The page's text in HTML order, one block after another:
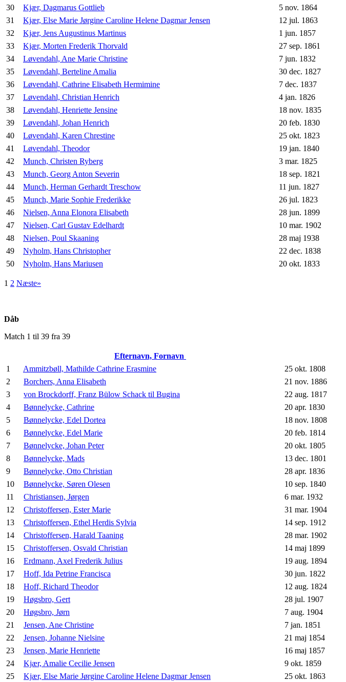
30
Kjær, Dagmarus Gottlieb 5 nov. 1864
31
Kjær, Else Marie Jørgine Caroline Helene Dagmar Jensen 12 jul. 1863
32
Kjær, Jens Augustinus Martinus 1 jun. 1857
33
Kjær, Morten Frederik Thorvald 27 sep. 1861
34
Løvendahl, Ane Marie Christine 7 jun. 1832
35
Løvendahl, Berteline Amalia 30 dec. 1827
36
Løvendahl, Cathrine Elisabeth Hermimine 7 dec. 1837
37
Løvendahl, Christian Henrich 4 jan. 1826
38
Løvendahl, Henriette Jensine 18 nov. 1835
39
Løvendahl, Johan Henrich 20 feb. 1830
40
Løvendahl, Karen Chrestine 25 okt. 1823
41
Løvendahl, Theodor 19 jan. 1840
42
Munch, Christen Ryberg 3 mar. 1825
43
Munch, Georg Anton Severin 18 sep. 1821
44
Munch, Herman Gerhardt Treschow 11 jun. 1827
45
Munch, Marie Sophie Frederikke 26 jul. 1823
46
Nielsen, Anna Elonora Elisabeth 28 jun. 1899
47
Nielsen, Carl Gustav Edelhardt 10 mar. 1902
48
Nielsen, Poul Skaaning 28 maj 1938
49
Nyholm, Hans Christopher 22 dec. 1838
50
Nyholm, Hans Mariusen 20 okt. 1833
1 2 Næste»
Dåb
Match 1 til 39 fra 39
Efternavn, Fornavn
1
Ammitzbøll, Mathilde Cathrine Erasmine 25 okt. 1808
2
Borchers, Anna Elisabeth 21 nov. 1886
3
von Brockdorff, Franz Bülow Schack til Bugina 22 aug. 1817
4
Bønnelycke, Cathrine 20 apr. 1830
5
Bønnelycke, Edel Dortea 18 nov. 1808
6
Bønnelycke, Edel Marie 20 feb. 1814
7
Bønnelycke, Johan Peter 20 okt. 1805
8
Bønnelycke, Mads 13 dec. 1801
9
Bønnelycke, Otto Christian 28 apr. 1836
10
Bønnelycke, Søren Olesen 10 sep. 1840
11
Christiansen, Jørgen 6 mar. 1932
12
Christoffersen, Ester Marie 31 mar. 1904
13
Christoffersen, Ethel Herdis Sylvia 14 sep. 1912
14
Christoffersen, Harald Taaning 28 mar. 1902
15
Christoffersen, Osvald Christian 14 maj 1899
16
Erdmann, Axel Frederik Julius 19 aug. 1894
17
Hoff, Ida Petrine Francisca 30 jun. 1822
18
Hoff, Richard Theodor 12 aug. 1824
19
Høgsbro, Gert 28 jul. 1907
20
Høgsbro, Jørn 7 aug. 1904
21
Jensen, Ane Christine 7 jan. 1851
22
Jensen, Johanne Nielsine 21 maj 1854
23
Jensen, Marie Henriette 16 maj 1857
24
Kjær, Amalie Cecilie Jensen 9 okt. 1859
25
Kjær, Else Marie Jørgine Caroline Helene Dagmar Jensen 25 okt. 1863